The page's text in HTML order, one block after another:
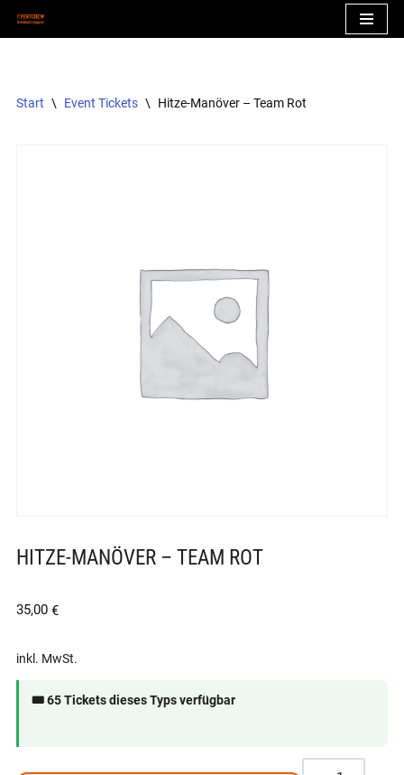
Start \ Event Tickets \ Hitze-Manöver – Team Rot
HITZE-MANÖVER – TEAM ROT
35,00 €
inkl. MwSt.
🎟 65 Tickets dieses Typs verfügbar